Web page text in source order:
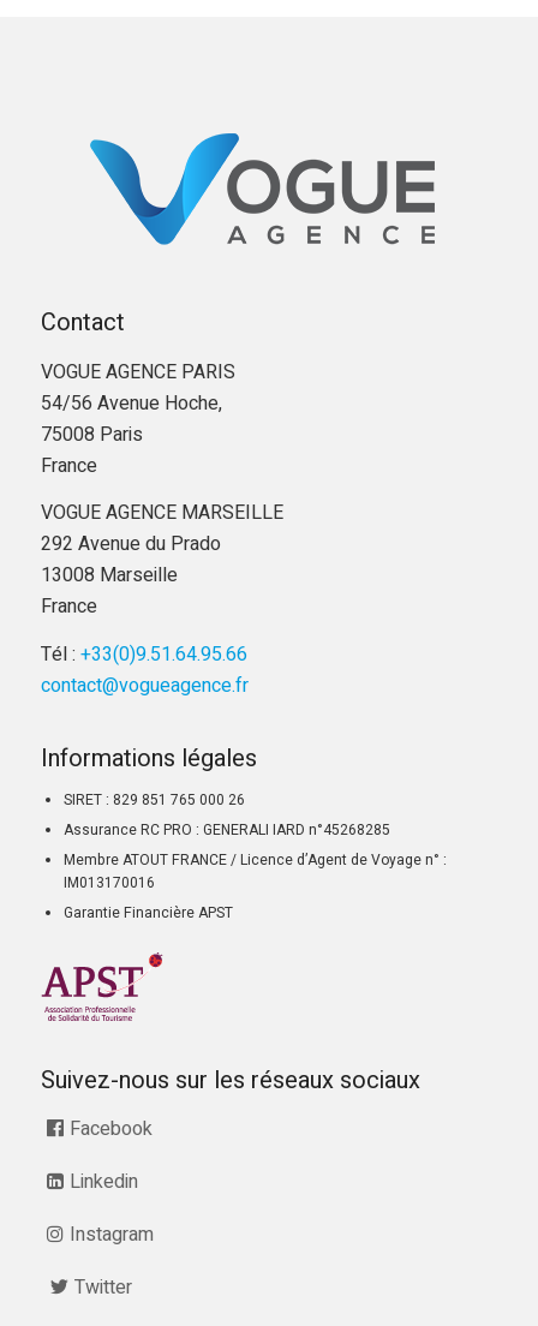
Contact
VOGUE AGENCE PARIS
54/56 Avenue Hoche,
75008 Paris
France
VOGUE AGENCE MARSEILLE
292 Avenue du Prado
13008 Marseille
France
Tél : +33(0)9.51.64.95.66
contact@vogueagence.fr
Informations légales
SIRET : 829 851 765 000 26
Assurance RC PRO : GENERALI IARD n°45268285
Membre ATOUT FRANCE / Licence d’Agent de Voyage n° :
IM013170016
Garantie Financière APST
Suivez-nous sur les réseaux sociaux
Facebook
Linkedin
Instagram
Twitter